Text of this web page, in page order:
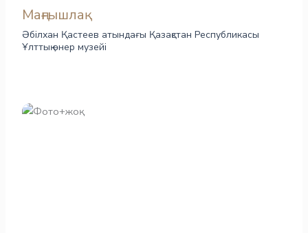
Маңғышлақ
Әбілхан Қастеев атындағы Қазақстан Республикасы
Ұлттық өнер музейі